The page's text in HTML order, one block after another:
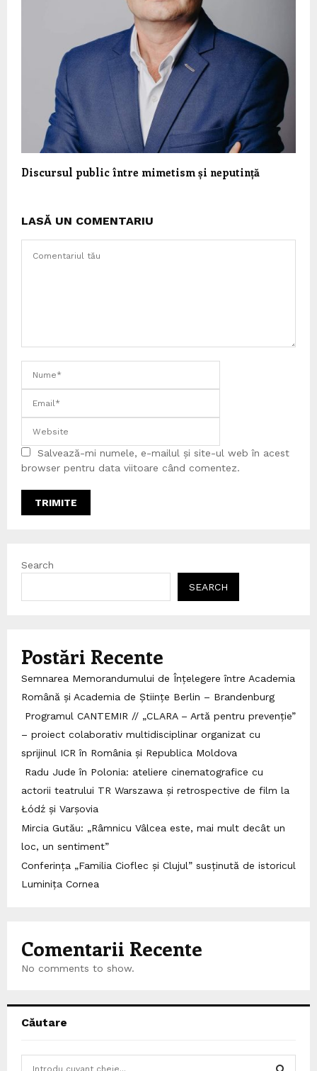
Discursul public între mimetism și neputință
LASĂ UN COMENTARIU
Salvează-mi numele, e-mailul și site-ul web în acest
browser pentru data viitoare când comentez.
Search
SEARCH
Postări Recente
Semnarea Memorandumului de Înțelegere între Academia
Română și Academia de Științe Berlin – Brandenburg
Programul CANTEMIR // „CLARA – Artă pentru prevenție”
– proiect colaborativ multidisciplinar organizat cu
sprijinul ICR în România și Republica Moldova
Radu Jude în Polonia: ateliere cinematografice cu
actorii teatrului TR Warszawa și retrospective de film la
Łódź și Varșovia
Mircia Gutău: „Râmnicu Vâlcea este, mai mult decât un
loc, un sentiment”
Conferința „Familia Cioflec și Clujul” susținută de istoricul
Luminița Cornea
Comentarii Recente
No comments to show.
Căutare